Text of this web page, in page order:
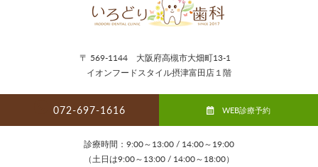
〒 569-1144 大阪府高槻市大畑町13-1
イオンフードスタイル摂津富田店１階
072-697-1616 WEB診療予約
診療時間：9:00～13:00 / 14:00～19:00
（土日は9:00～13:00 / 14:00～18:00）